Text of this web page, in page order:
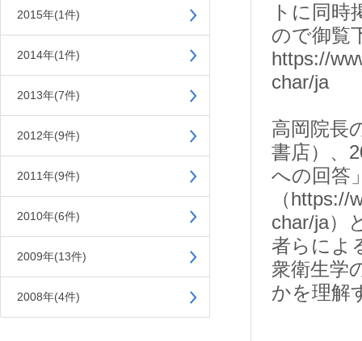
2015年(1件)
2014年(1件)
2013年(7件)
2012年(9件)
2011年(9件)
2010年(6件)
2009年(13件)
2008年(4件)
トに同
ので御覧
https://
char/ja
高岡院長
書店）、
への回答
（
char/ja）
者らによ
衆衛生学
かを理解